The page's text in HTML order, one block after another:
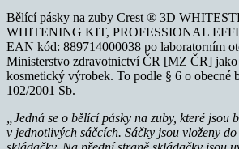
Bělící pásky na zuby Crest ® 3D
WHITENING KIT, PROFESSIONAL
EAN kód: 889714000038 po laboratorním
Ministerstvo zdravotnictví ČR [MZ ČR] jako
kosmetický výrobek. To podle § 6 o obecné
102/2001 Sb.
Jedná se o bělící pásky na zuby, které jsou
v jednotlivých sáčcích. Sáčky jsou vloženy